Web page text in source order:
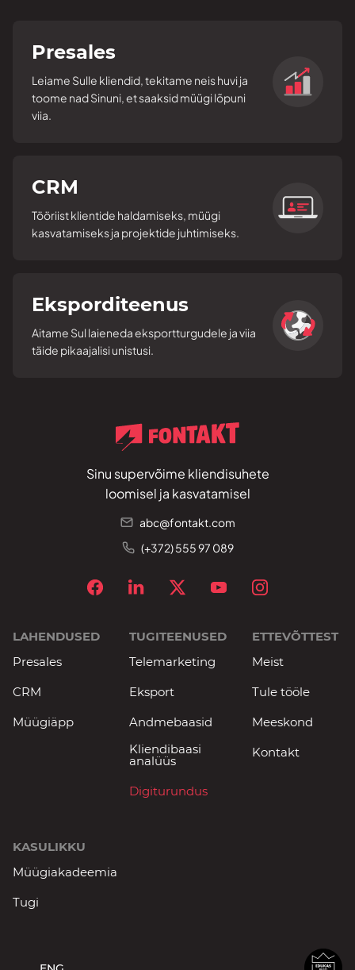
Presales
Leiame Sulle kliendid, tekitame neis huvi ja
toome nad Sinuni, et saaksid müügi lõpuni
viia.
CRM
Tööriist klientide haldamiseks, müügi
kasvatamiseks ja projektide juhtimiseks.
Eksporditeenus
Aitame Sul laieneda eksportturgudele ja viia
täide pikaajalisi unistusi.
Sinu supervõime kliendisuhete
loomisel ja kasvatamisel
abc@fontakt.com
(+372) 555 97 089
LAHENDUSED
Presales
CRM
Müügiäpp
TUGITEENUSED
Telemarketing
Eksport
Andmebaasid
Kliendibaasi
analüüs
Digiturundus
ETTEVÕTTEST
Meist
Tule tööle
Meeskond
Kontakt
KASULIKKU
Müügiakadeemia
Tugi